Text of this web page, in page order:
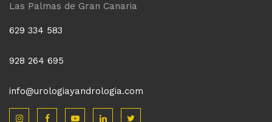
Las Palmas de Gran Canaria
629 334 583
928 264 695
info@urologiayandrologia.com